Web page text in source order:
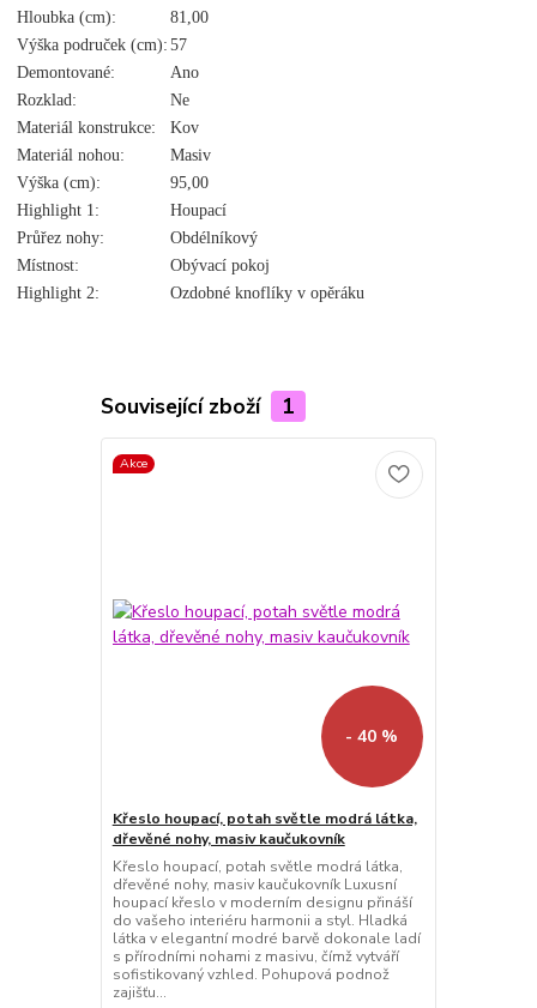
Hloubka (cm):
81,00
Výška područek (cm): 57
Demontované:
Ano
Rozklad:
Ne
Materiál konstrukce:
Kov
Materiál nohou:
Masiv
Výška (cm):
95,00
Highlight 1:
Houpací
Průřez nohy:
Obdélníkový
Místnost:
Obývací pokoj
Highlight 2:
Ozdobné knoflíky v opěráku
Související zboží 1
Akce
- 40 %
Křeslo houpací, potah světle modrá látka,
dřevěné nohy, masiv kaučukovník
Křeslo houpací, potah světle modrá látka,
dřevěné nohy, masiv kaučukovník Luxusní
houpací křeslo v moderním designu přináší
do vašeho interiéru harmonii a styl. Hladká
látka v elegantní modré barvě dokonale ladí
s přírodními nohami z masivu, čímž vytváří
sofistikovaný vzhled. Pohupová podnož
zajišťu...